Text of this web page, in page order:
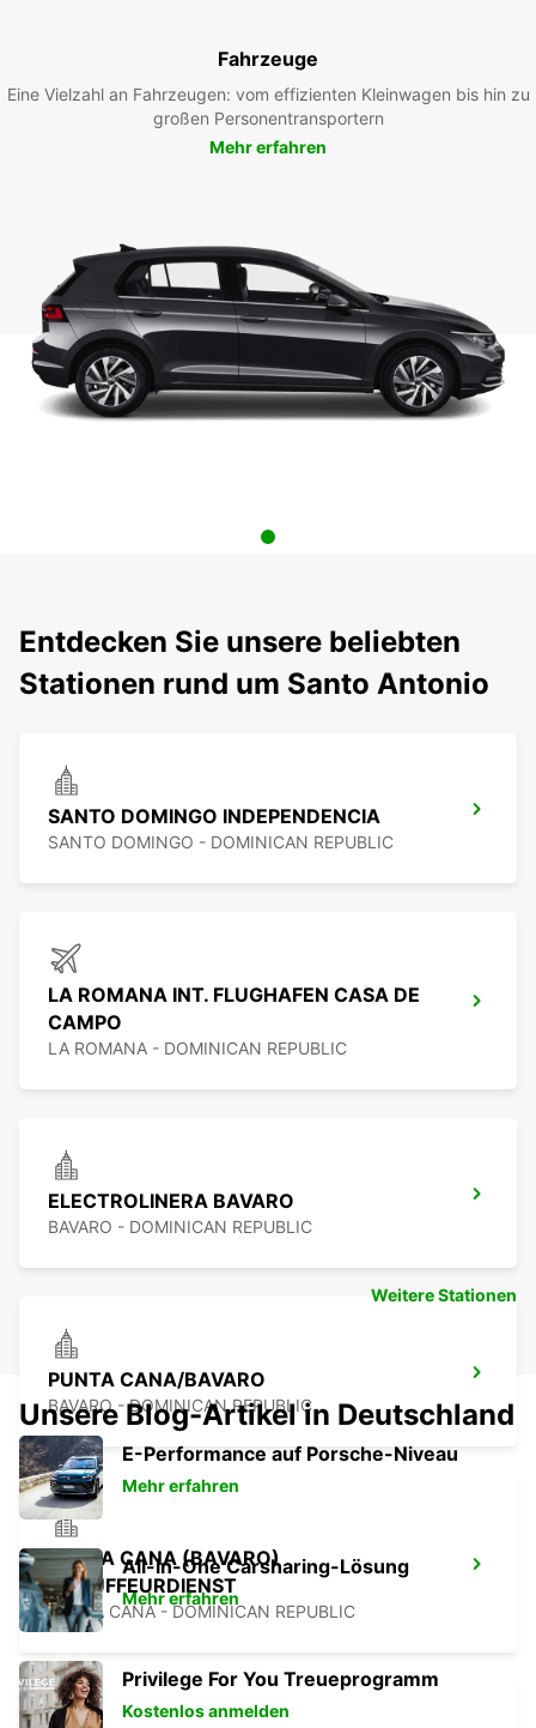
Fahrzeuge
Eine Vielzahl an Fahrzeugen: vom effizienten Kleinwagen bis hin zu
großen Personentransportern
Mehr erfahren
Entdecken Sie unsere beliebten
Stationen rund um Santo Antonio
SANTO DOMINGO INDEPENDENCIA
SANTO DOMINGO - DOMINICAN REPUBLIC
LA ROMANA INT. FLUGHAFEN CASA DE
CAMPO
LA ROMANA - DOMINICAN REPUBLIC
ELECTROLINERA BAVARO
BAVARO - DOMINICAN REPUBLIC
PUNTA CANA/BAVARO
BAVARO - DOMINICAN REPUBLIC
PUNTA CANA (BAVARO)
CHAUFFEURDIENST
PUNTA CANA - DOMINICAN REPUBLIC
Weitere Stationen
Unsere Blog-Artikel in Deutschland
E-Performance auf Porsche-Niveau
Mehr erfahren
All-in-One Carsharing-Lösung
Mehr erfahren
Privilege For You Treueprogramm
Kostenlos anmelden